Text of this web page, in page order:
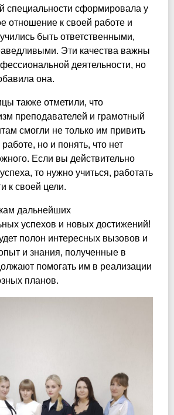
специальности сформировала у
отношение к своей работе и
быть ответственными,
Эти качества важны
деятельности, но
она.
также отметили, что
преподавателей и грамотный
смогли не только им привить
но и понять, что нет
Если вы действительно
то нужно учиться, работать
к своей цели.
дальнейших
успехов и новых достижений!
полон интересных вызовов и
и знания, полученные в
помогать им в реализации
планов.